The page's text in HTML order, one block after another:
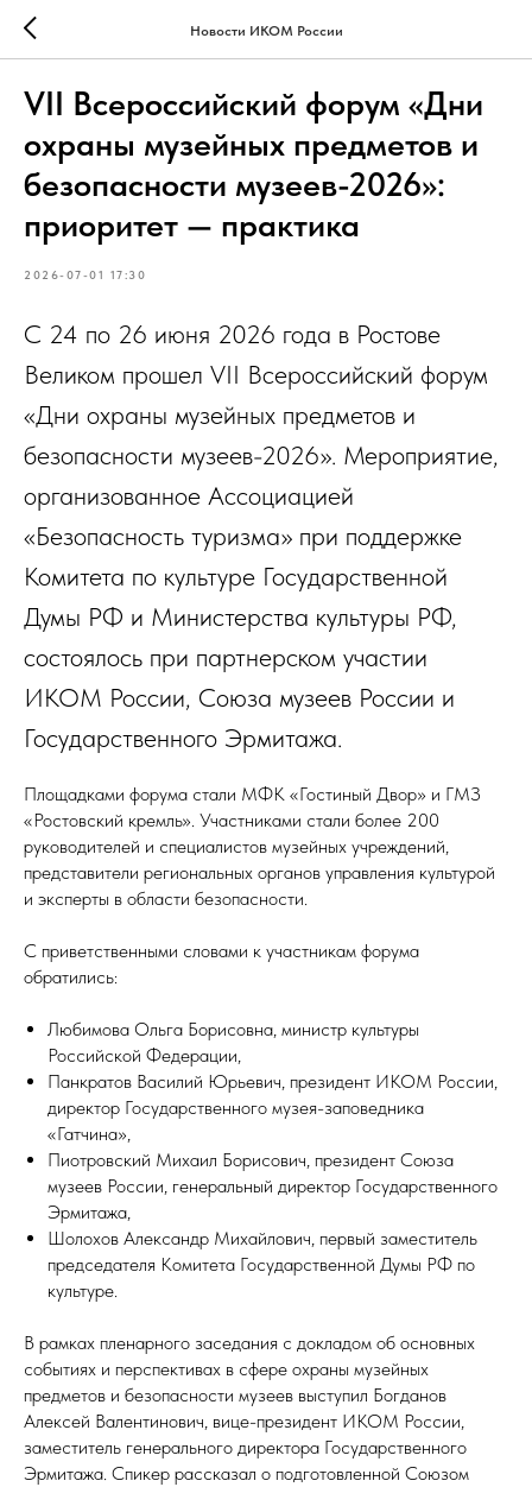
Новости ИКОМ России
VII Всероссийский форум «Дни
охраны музейных предметов и
безопасности музеев-2026»:
приоритет — практика
2026-07-01 17:30
С 24 по 26 июня 2026 года в Ростове
Великом прошел VII Всероссийский форум
«Дни охраны музейных предметов и
безопасности музеев-2026». Мероприятие,
организованное Ассоциацией
«Безопасность туризма» при поддержке
Комитета по культуре Государственной
Думы РФ и Министерства культуры РФ,
состоялось при партнерском участии
ИКОМ России, Союза музеев России и
Государственного Эрмитажа.
Площадками форума стали МФК «Гостиный Двор» и ГМЗ
«Ростовский кремль». Участниками стали более 200
руководителей и специалистов музейных учреждений,
представители региональных органов управления культурой
и эксперты в области безопасности.
С приветственными словами к участникам форума
обратились:
Любимова Ольга Борисовна, министр культуры
Российской Федерации,
Панкратов Василий Юрьевич, президент ИКОМ России,
директор Государственного музея-заповедника
«Гатчина»,
Пиотровский Михаил Борисович, президент Союза
музеев России, генеральный директор Государственного
Эрмитажа,
Шолохов Александр Михайлович, первый заместитель
председателя Комитета Государственной Думы РФ по
культуре.
В рамках пленарного заседания с докладом об основных
событиях и перспективах в сфере охраны музейных
предметов и безопасности музеев выступил Богданов
Алексей Валентинович, вице-президент ИКОМ России,
заместитель генерального директора Государственного
Эрмитажа. Спикер рассказал о подготовленной Союзом